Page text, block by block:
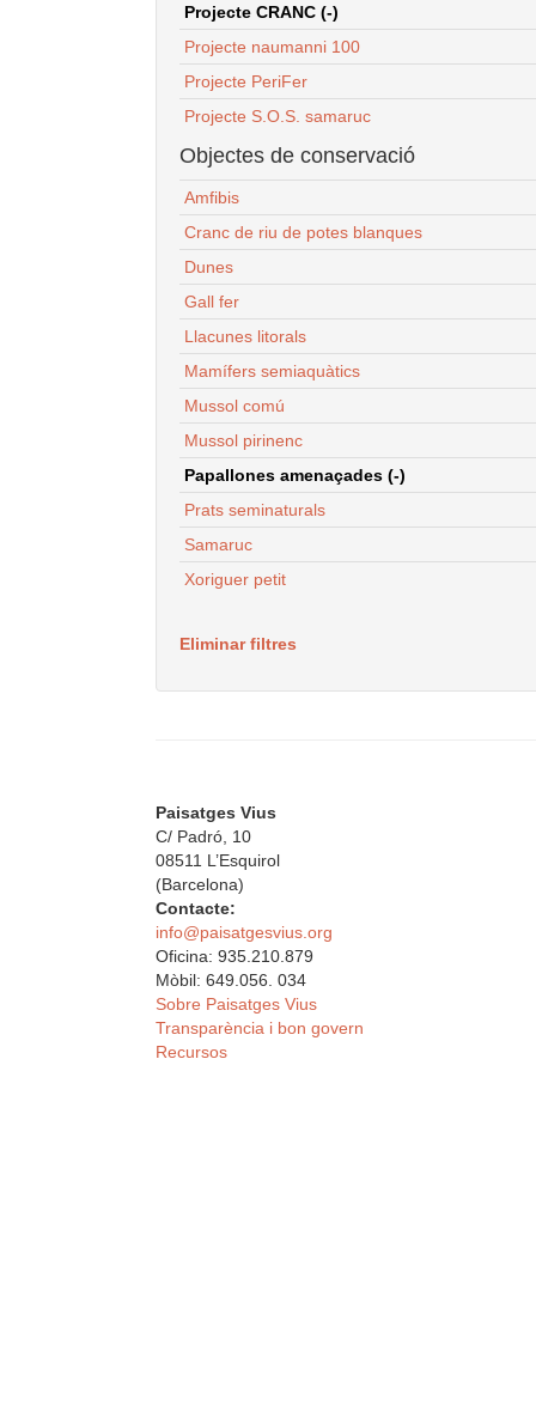
Projecte CRANC (-)
Projecte naumanni 100
Projecte PeriFer
Projecte S.O.S. samaruc
Objectes de conservació
Amfibis
Cranc de riu de potes blanques
Dunes
Gall fer
Llacunes litorals
Mamífers semiaquàtics
Mussol comú
Mussol pirinenc
Papallones amenaçades (-)
Prats seminaturals
Samaruc
Xoriguer petit
Eliminar filtres
Paisatges Vius
C/ Padró, 10
08511 L’Esquirol
(Barcelona)
Contacte:
info@paisatgesvius.org
Oficina: 935.210.879
Mòbil: 649.056. 034
Sobre Paisatges Vius
Transparència i bon govern
Recursos